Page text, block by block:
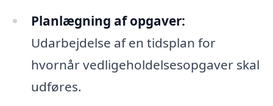
Planlægning af opgaver:
Udarbejdelse af en tidsplan for
hvornår vedligeholdelsesopgaver skal
udføres.